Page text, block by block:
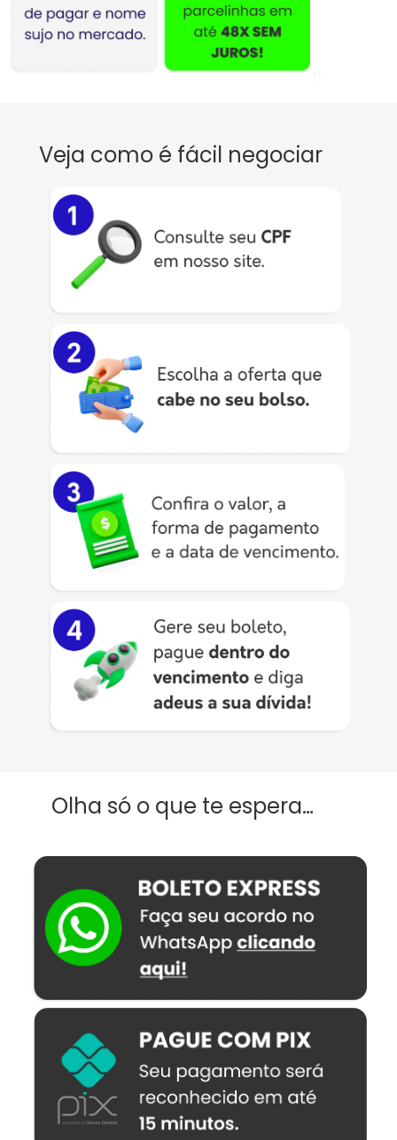
Veja como é fácil negociar
Olha só o que te espera…